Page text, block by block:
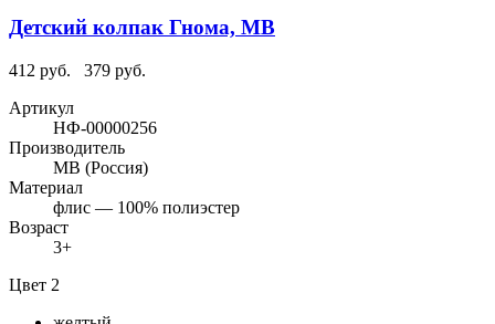
Детский колпак Гнома, МВ
412 руб.
379 руб.
Артикул
НФ-00000256
Производитель
МВ (Россия)
Материал
флис — 100% полиэстер
Возраст
3+
Цвет 2